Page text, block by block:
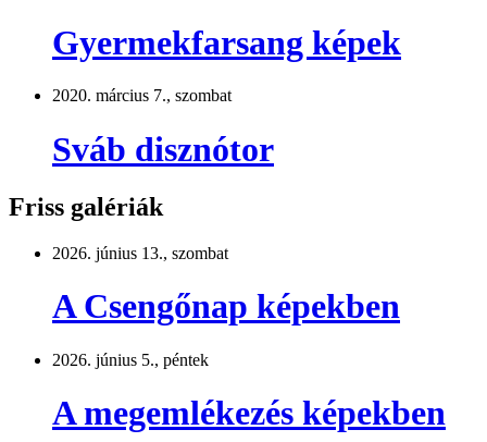
Gyermekfarsang képek
2020. március 7., szombat
Sváb disznótor
Friss galériák
2026. június 13., szombat
A Csengőnap képekben
2026. június 5., péntek
A megemlékezés képekben